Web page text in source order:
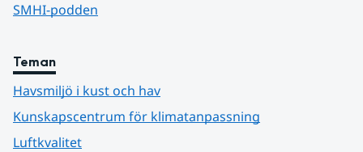
SMHI-podden
Teman
Havsmiljö i kust och hav
Kunskapscentrum för klimatanpassning
Luftkvalitet